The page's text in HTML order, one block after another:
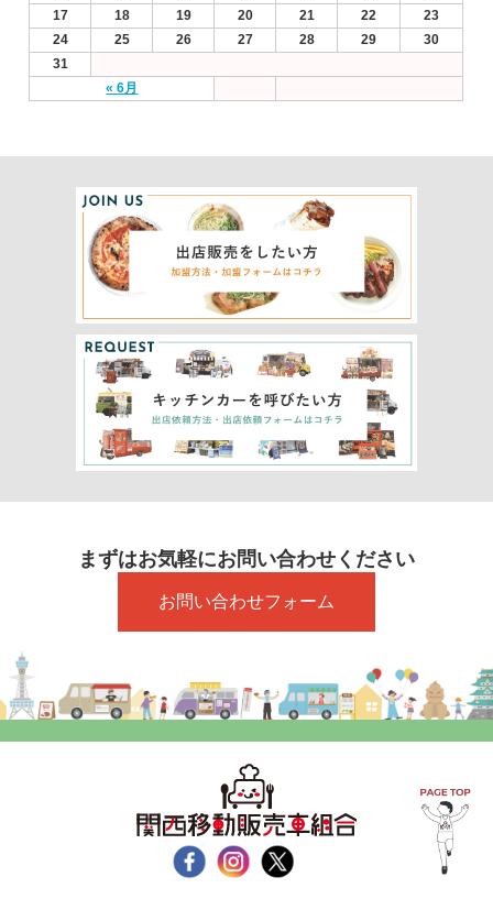
« 6月
17
18 19 20 21 22
23
24
25 26 27 28 29
30
31
まずはお気軽にお問い合わせください
お問い合わせフォーム